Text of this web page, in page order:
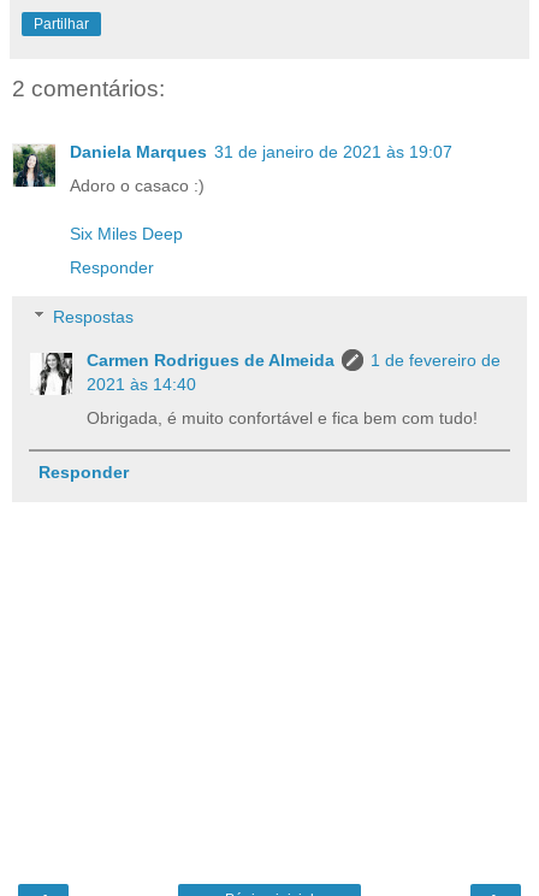
Partilhar
2 comentários:
Daniela Marques 31 de janeiro de 2021 às 19:07
Adoro o casaco :)
Six Miles Deep
Responder
Respostas
Carmen Rodrigues de Almeida
1 de fevereiro de
2021 às 14:40
Obrigada, é muito confortável e fica bem com tudo!
Responder